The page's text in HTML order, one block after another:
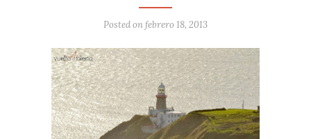
Posted onfebrero 18, 2013